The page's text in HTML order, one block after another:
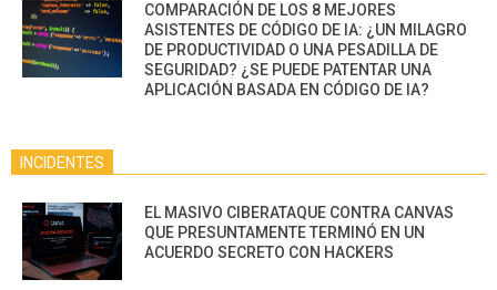
COMPARACIÓN DE LOS 8 MEJORES
ASISTENTES DE CÓDIGO DE IA: ¿UN MILAGRO
DE PRODUCTIVIDAD O UNA PESADILLA DE
SEGURIDAD? ¿SE PUEDE PATENTAR UNA
APLICACIÓN BASADA EN CÓDIGO DE IA?
INCIDENTES
EL MASIVO CIBERATAQUE CONTRA CANVAS
QUE PRESUNTAMENTE TERMINÓ EN UN
ACUERDO SECRETO CON HACKERS